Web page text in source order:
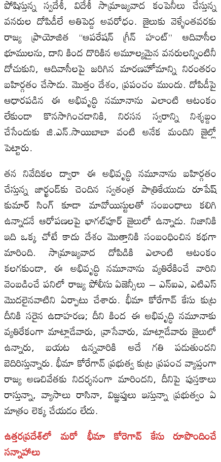
పోషిస్తున్న స్వదేశీ, విదేశీ సామ్రాజ్యవాద కంపెనీలు చేస్తున్న
వనరుల దోపిడీలే అతిపెద్ద అవరోధం. జైలుకు వెళ్ళేంతవరకు
రాజ్య ప్రాయోజిత “ఆపరేషన్‌ గ్రీన్‌ హంట్‌” ఆదివాసీల
భూములను, దాని కింద దొరికిన అమూల్యమైన వనరులన్నింటినీ
దోచుకుని, ఆదివాసీలపై జరిగిన మారణహోమాన్ని నిరంతరం
బహిర్గతం చేసాడు. మొత్తం దేశం, ప్రపంచం ముందు. దోపిడీపై
ఆధారపడిన ఈ అభివృద్ధి నమూనాను ఎలాంటి ఆటంకం
లేకుండా కొనసాగించడానికి, నిరసన స్వరాన్ని నిశ్శబ్దం
చేసేందుకు జి.ఎన్.సాయిబాబా వంటి అనేక మందిని జైల్లో
పెట్టారు.
తన నివేదికల ద్వారా ఈ అభివృద్ధి నమూనాను బహిర్గతం
చేస్తున్న జార్ఖండ్‌కు చెందిన స్వతంత్ర పాత్రికేయుడు రూపేష్
కుమార్ సింగ్ కూడా మావోయిస్టులతో సంబంధాలు కలిగి
ఉన్నాడనే ఆరోపణలపై భాగల్‌పూర్ జైలులో ఉన్నాడు. నిజానికి
ఇది ఒక్క చోటే కాదు దేశం మొత్తానికి సంబంధించిన కథగా
మారింది. సామ్రాజ్యవాద దోపిడికి ఎలాంటి ఆటంకం
కలగకుండా, ఈ అభివృద్ధి నమూనాను వ్యతిరేకించే వారిని
వెంబడించే పనిలో రాజ్య పోలీసు ఏజెన్సీలు – ఎన్‌ఐ‌ఎ, ఎటి‌ఎస్
మొదలైనవాటిని ఏర్పాటు చేశారు. భీమా కోరేగావ్ కేసు కుట్ర
దీనికి సరైన ఉదాహరణ; దీని కింద ఈ అభివృద్ధి నమూనాకు
వ్యతిరేకంగా మాట్లాడేవారు, వ్రాసేవారు, మాట్లాడేవారు జైలులో
ఉన్నారు, బయట ఉన్నవారికి అదే గతి పడుతుందని
బెదిరిస్తున్నారు. భీమా కోరేగావ్ ప్రభుత్వ కుట్ర ప్రపంచ వ్యాప్తంగా
రాజ్య అణచివేతకు నిదర్శనంగా మారిందని, దీనిపై పుస్తకాలు
రాస్తున్నా, వ్యాసాలు రాసినా, విజ్ఞప్తులు ఇస్తున్నా ప్రభుత్వం ఏ
మాత్రం లెక్క చేయడం లేదు.
ఉత్తరప్రదేశ్‌లో మరో భీమా కోరెగావ్ కేసు రూపొందించే
సన్నాహాలు